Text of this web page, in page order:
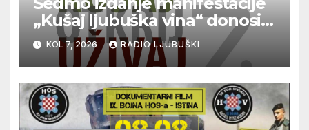
„Kušaj ljubuška vina“ donosi
vrhunska vina, gastronomiju i
glazbu
KOL 7, 2026 RADIO LJUBUŠKI